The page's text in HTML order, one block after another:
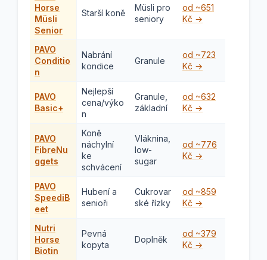
Horse
Müsli
Senior
Starší koně
Müsli pro
seniory
od ~651
Kč →
PAVO
Conditio
n
Nabrání
kondice
Granule
od ~723
Kč →
PAVO
Basic+
Nejlepší
cena/výko
n
Granule,
základní
od ~632
Kč →
PAVO
FibreNu
ggets
Koně
náchylní
ke
schvácení
Vláknina,
low-
sugar
od ~776
Kč →
PAVO
SpeediB
eet
Hubení a
senioři
Cukrovar
ské řízky
od ~859
Kč →
Nutri
Horse
Biotin
Pevná
kopyta
Doplněk
od ~379
Kč →